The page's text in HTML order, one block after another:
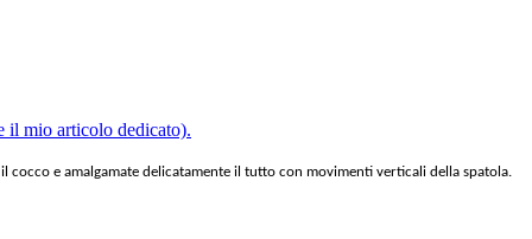
il mio articolo dedicato).
cocco e amalgamate delicatamente il tutto con movimenti verticali della spatola.